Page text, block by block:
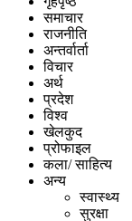
समाचार
राजनीति
अन्तर्वार्ता
विचार
अर्थ
प्रदेश
विश्व
खेलकुद
प्रोफाइल
कला/ साहित्य
अन्य
स्वास्थ्य
सुरक्षा